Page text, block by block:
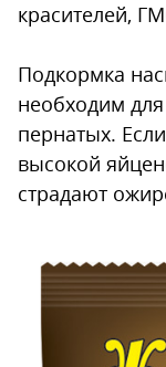
красителей,
Подкормка
необходим
пернатых.
высокой
страдают